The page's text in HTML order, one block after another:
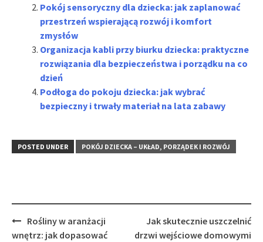
Pokój sensoryczny dla dziecka: jak zaplanować
przestrzeń wspierającą rozwój i komfort
zmysłów
Organizacja kabli przy biurku dziecka: praktyczne
rozwiązania dla bezpieczeństwa i porządku na co
dzień
Podłoga do pokoju dziecka: jak wybrać
bezpieczny i trwały materiał na lata zabawy
POSTED UNDER POKÓJ DZIECKA – UKŁAD, PORZĄDEK I ROZWÓJ
Post
navigation
Rośliny w aranżacji
wnętrz: jak dopasować
Jak skutecznie uszczelnić
drzwi wejściowe domowymi